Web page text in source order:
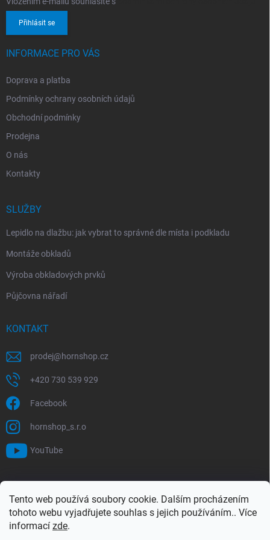
Tento web používá soubory cookie. Dalším procházením
tohoto webu vyjadřujete souhlas s jejich používáním.. Více
informací zde.
Přihlásit se
INFORMACE PRO VÁS
Doprava a platba
Podmínky ochrany osobních údajů
Obchodní podmínky
Prodejna
O nás
Kontakty
SLUŽBY
Lepidlo na dlažbu: jak vybrat to správné dle místa i podkladu
Montáže obkladů
Výroba obkladových prvků
Půjčovna nářadí
KONTAKT
prodej@hornshop.cz
+420 730 539 929
Facebook
hornshop_s.r.o
YouTube
Hledat